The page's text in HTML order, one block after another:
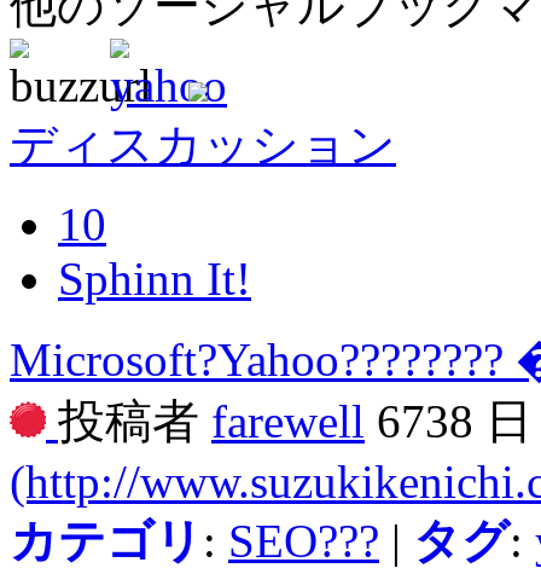
ディスカッション
10
Sphinn It!
Microsoft?Yahoo????????
投稿者 farewell 6738
(http://
カテゴリ : SEO??? | タグ: